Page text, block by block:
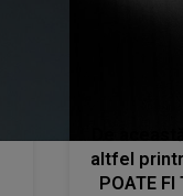
altfel
POATE FI